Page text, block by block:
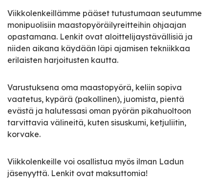
Viikkolenkeillämme pääset tutustumaan seutumme
monipuolisiin maastopyöräilyreitteihin ohjaajan
opastamana. Lenkit ovat aloittelijaystävällisiä ja
niiden aikana käydään läpi ajamisen tekniikkaa
erilaisten harjoitusten kautta.
Varustuksena oma maastopyörä, keliin sopiva
vaatetus, kypärä (pakollinen), juomista, pientä
evästä ja halutessasi oman pyörän pikahuoltoon
tarvittavia välineitä, kuten sisuskumi, ketjuliitin,
korvake.
Viikkolenkeille voi osallistua myös ilman Ladun
jäsenyyttä. Lenkit ovat maksuttomia!